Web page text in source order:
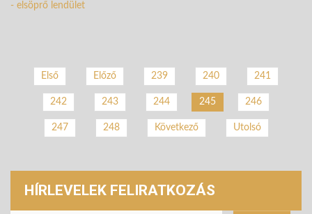
- elsöprő lendület
Első Előző 239 240 241
242 243 244 245 246
247 248 Következő Utolsó
HÍRLEVELEK FELIRATKOZÁS